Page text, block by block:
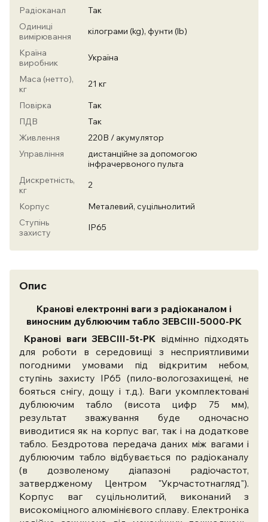
Радіоканал
Так
Одиниці
вимірювання
кілограми (kg), фунти (lb)
Країна
виробник
Україна
Маса (нетто),
кг
21 кг
Повірка
Так
ПДВ
Так
Живлення
220В / акумулятор
Управління
дистанційне за допомогою
інфрачервоного пульта
Дискретність,
кг
2
Корпус
Металевий, суцільнолитий
Ступінь
захисту
IP65
Опис
Кранові електронні ваги з радіоканалом і
виносним дублюючим табло ЗЕВСIII-5000-РК
Кранові ваги ЗЕВСIII-5t-РК відмінно підходять
для роботи в середовищі з несприятливими
погодними умовами під відкритим небом,
ступінь захисту IP65 (пило-вологозахищені, не
бояться снігу, дощу і т.д.). Ваги укомплектовані
дублюючим табло (висота цифр 75 мм),
результат зважування буде одночасно
виводитися як на корпус ваг, так і на додаткове
табло. Бездротова передача даних між вагами і
дублюючим табло відбувається по радіоканалу
(в дозволеному діапазоні радіочастот,
затвердженому Центром "Укрчастотнагляд").
Корпус ваг суцільнолитий, виконаний з
високоміцного алюмінієвого сплаву. Електроніка